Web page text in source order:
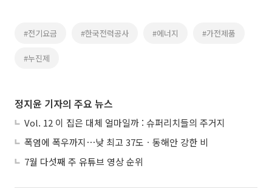
#전기요금 #한국전력공사 #에너지 #가전제품
#누진제
정지윤 기자의 주요 뉴스
Vol. 12 이 집은 대체 얼마일까 : 슈퍼리치들의 주거지
폭염에 폭우까지⋯낮 최고 37도ㆍ동해안 강한 비
7월 다섯째 주 유튜브 영상 순위